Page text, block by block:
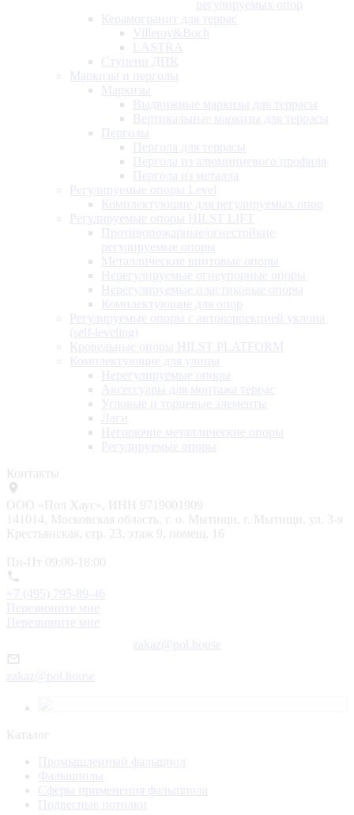
регулируемых опор
Керамогранит для террас
Villeroy&Boch
LASTRA
Ступени ДПК
Маркизы и перголы
Маркизы
Выдвижные маркизы для террасы
Вертикальные маркизы для террасы
Перголы
Пергола для террасы
Пергола из алюминиевого профиля
Пергола из металла
Регулируемые опоры Level
Комплектующие для регулируемых опор
Регулируемые опоры HILST LIFT
Противопожарные/огнестойкие
регулируемые опоры
Металлические винтовые опоры
Нерегулируемые огнеупорные опоры
Нерегулируемые пластиковые опоры
Комплектующие для опор
Регулируемые опоры с автокоррекцией уклона
(self-leveling)
Кровельные опоры HILST PLATFORM
Комплектующие для улицы
Нерегулируемые опоры
Аксессуары для монтажа террас
Угловые и торцевые элементы
Лаги
Негорючие металлические опоры
Регулируемые опоры
Контакты
ООО «Пол Хаус», ИНН 9719001909
141014, Московская область, г. о. Мытищи, г. Мытищи, ул. 3-я
Крестьянская, стр. 23, этаж 9, помещ. 16
Пн-Пт 09:00-18:00
+7 (495) 795-89-46
Перезвоните мне
Перезвоните мне
zakaz@pol.house
zakaz@pol.house
Каталог
Промышленный фальшпол
Фальшполы
Сферы применения фальшпола
Подвесные потолки